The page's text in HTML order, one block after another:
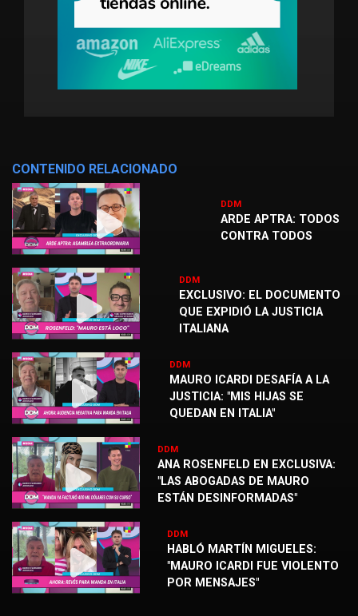
CONTENIDO RELACIONADO
DDM
ARDE APTRA: TODOS
CONTRA TODOS
DDM
EXCLUSIVO: EL DOCUMENTO
QUE EXPIDIÓ LA JUSTICIA
ITALIANA
DDM
MAURO ICARDI DESAFÍA A LA
JUSTICIA: "MIS HIJAS SE
QUEDAN EN ITALIA"
DDM
ANA ROSENFELD EN EXCLUSIVA:
"LAS ABOGADAS DE MAURO
ESTÁN DESINFORMADAS"
DDM
HABLÓ MARTÍN MIGUELES:
"MAURO ICARDI FUE VIOLENTO
POR MENSAJES"